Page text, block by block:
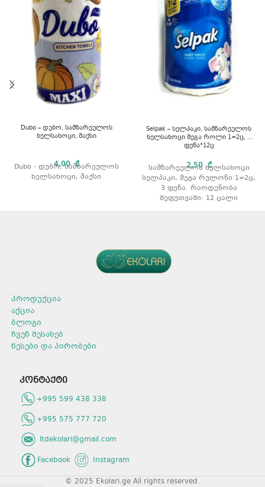
Dubo – დუბო, სამზარეულოს
ხელსახოცი, მაქსი
4,00₾
Dubo - დუბო, სამზარეულოს
ხელსახოცი, მაქსი
Selpak – სელპაკი, სამზარეულოს
ხელსახოცი მეგა როლი 1=2ც, 3
ფენა*12ც
2,50₾
სამზარეულოს ხელსახოცი
სელპაკი, მეგა რულონი 1=2ც,
3 ფენა. რაოდენობა
შეფუთვაში: 12 ცალი
პროდუქცია
აქცია
ბლოგი
ჩვენ შესახებ
წესები და პირობები
კონტაქტი
+995 599 438 338
+995 575 777 720
ltdekolari@gmail.com
Facebook
Instagram
© 2025 Ekolari.ge All rights reserved.